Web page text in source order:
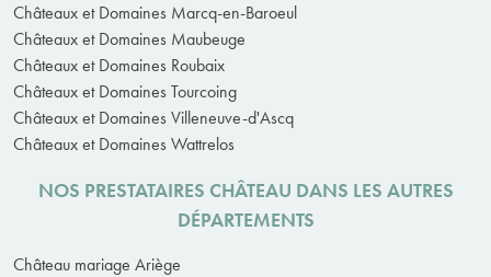
Châteaux et Domaines Marcq-en-Baroeul
Châteaux et Domaines Maubeuge
Châteaux et Domaines Roubaix
Châteaux et Domaines Tourcoing
Châteaux et Domaines Villeneuve-d'Ascq
Châteaux et Domaines Wattrelos
NOS PRESTATAIRES CHÂTEAU DANS LES AUTRES
DÉPARTEMENTS
Château mariage Ariège